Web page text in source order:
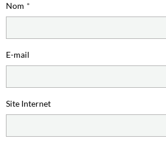
Nom
E-mail
Site Internet